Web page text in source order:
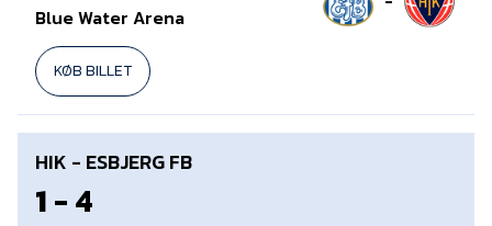
HIK - ESBJERG FB
1 - 4
Blue Water Arena
KØB BILLET